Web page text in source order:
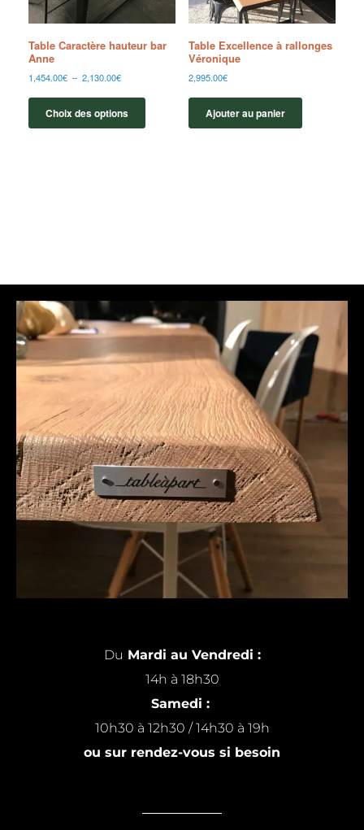
Table Caractère hauteur bar
Anne
1,454.00€ – 2,130.00€
Choix des options
Table Excellence à rallonges
Véronique
2,995.00€
Ajouter au panier
Du Mardi au Vendredi :
14h à 18h30
Samedi :
10h30 à 12h30 / 14h30 à 19h
ou sur rendez-vous si besoin